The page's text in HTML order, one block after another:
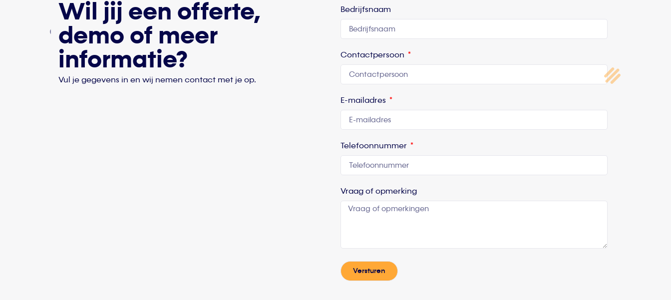
Wil jij een offerte,
demo of meer
informatie?
Vul je gegevens in en wij nemen contact met je op.
Bedrijfsnaam
Contactpersoon
E-mailadres
Telefoonnummer
Vraag of opmerking
Versturen